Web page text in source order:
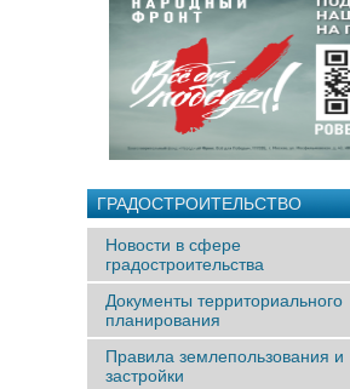
ГРАДОСТРОИТЕЛЬСТВО
Новости в сфере
градостроительства
Документы территориального
планирования
Правила землепользования и
застройки